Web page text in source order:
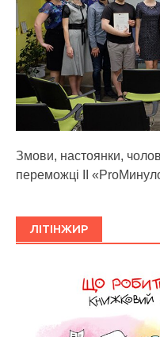
Змови, настоянки,
переможці ІІ
ЛІТІНЖИР